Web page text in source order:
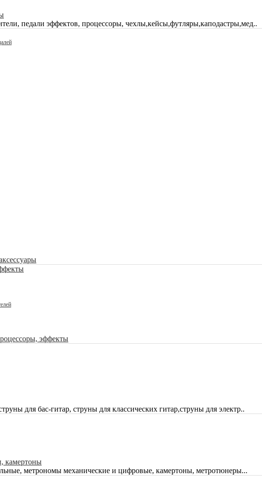
педали эффектов, процессоры, чехлы,кейсы,футляры,каподастры,мед..
эффекты
для бас-гитар, струны для классических гитар,струны для электр..
камертоны
метрономы механические и цифровые, камертоны, метротюнеры...